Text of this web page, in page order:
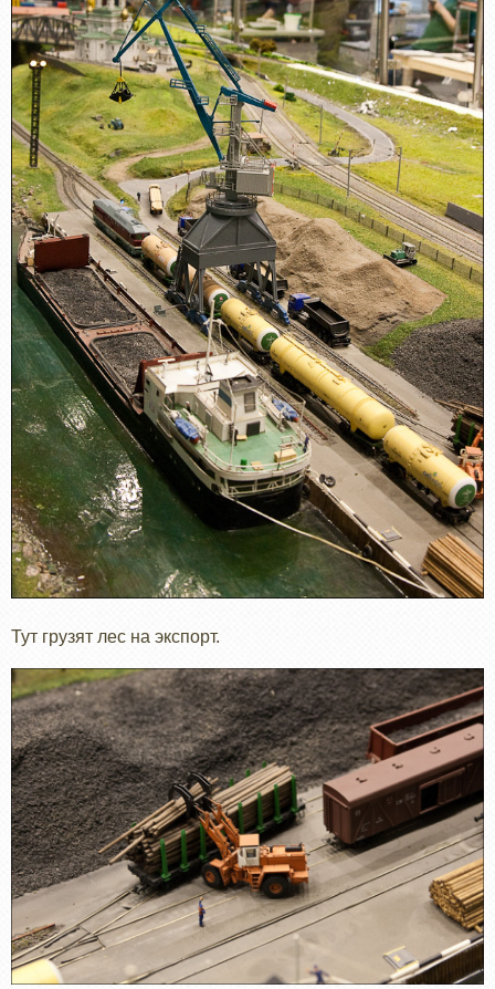
Тут грузят лес на экспорт.